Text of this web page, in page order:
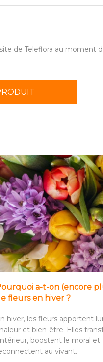
de Teleflora au moment
a-t-on (encore
fleurs en hiver ?
hiver, les fleurs apportent
et bien-être. Elles
boostent le moral et
au vivant.